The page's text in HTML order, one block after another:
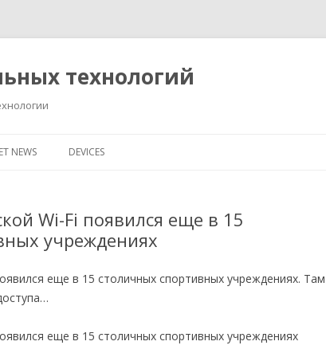
технологий
NEWS DEVICES
Wi-Fi появился еще в 15
учреждениях
еще в 15 столичных спортивных учреждениях. Там
еще в 15 столичных спортивных учреждениях